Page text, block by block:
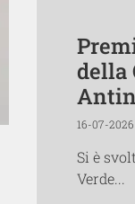
della
16-07-2026
Si è
Verde...